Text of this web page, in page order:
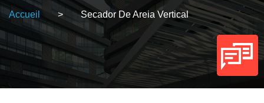
Accueil > Secador De Areia Vertical